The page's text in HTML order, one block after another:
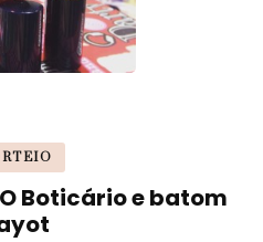
Boticário e batom